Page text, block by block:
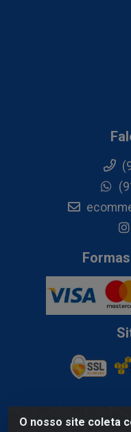
O nosso site coleta